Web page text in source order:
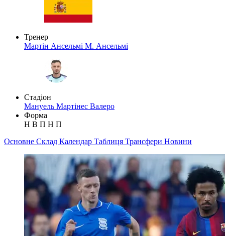
Тренер
Мартін Ансельмі М. Ансельмі
Стадіон
Мануель Мартінес Валеро
Форма
Н В П Н П
Основне Склад Календар Таблиця Трансфери Новини